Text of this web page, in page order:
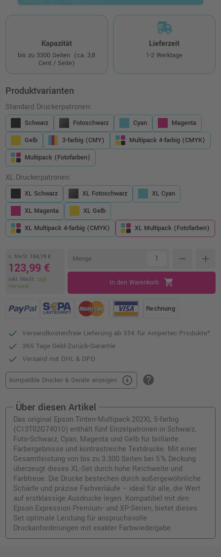
Kapazität
bis zu 3300 Seiten (ca. 3,8
Cent / Seite)
Lieferzeit
1-2 Werktage
Produktvarianten
Standard Druckerpatronen:
Schwarz Fotoschwarz Cyan
Magenta
Gelb
3-farbig (CMY)
Multipack 4-farbig (CMYK)
Multipack (Fotofarben)
XL Druckerpatronen:
XL Schwarz XL Fotoschwarz
XL Cyan
XL Magenta
XL Gelb
XL Multipack 4-farbig (CMYK)
XL Multipack (Fotofarben)
o. MwSt. 104,19 €
123,99 €
inkl. MwSt. zzgl.
Versand
Menge remove add
In den Warenkorb shopping_cart
Rechnung
Versandkostenfreie Lieferung ab 35€ für Ampertec Produkte*
365 Tage Geld-Zurück-Garantie
Versand mit DHL & DPD
kompatible Drucker & Geräte anzeigen arrow_circle_down help
Über diesen Artikel
Das original Epson Tinten-Multipack 202XL 5-farbig
(C13T02G74010) enthält fünf Einzelpatronen in Schwarz,
Foto-Schwarz, Cyan, Magenta und Gelb für brillante
Farbergebnisse und kontrastreiche Textdrucke. Mit einer
Gesamtleistung von bis zu 3.300 Seiten bei 5 % Deckung
überzeugt dieses XL-Set durch hohe Reichweite und
Farbtreue. Die Drucke bestechen durch außergewöhnliche
Schärfe und präzise Farbverläufe – ideal für alle, die Wert
auf erstklassige Ausdrucke legen. Kompatibel mit den
Epson Expression Premium- und XP-Serien, bietet dieses
Set optimale Leistung für anspruchsvolle
Druckanforderungen mit exakter Farbwiedergabe.